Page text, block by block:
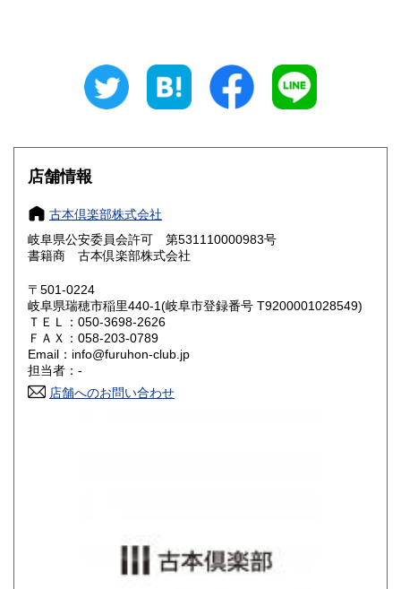
800円 三重県
大阪府
奈良県 800円
鳥取県 800円 島根県
岡山県
山口県 800円
香川県 800円
高知県 800円
1,200円
店舗情報
古本倶楽部株式会社
岐阜県公安委員会許可 第531110000983号
書籍商 古本倶楽部株式会社
〒501-0224
岐阜県瑞穂市稲里440-1(岐阜市登録番号 T9200001028549)
ＴＥＬ：050-3698-2626
ＦＡＸ：058-203-0789
Email：info@furuhon-club.jp
担当者：-
店舗へのお問い合わせ